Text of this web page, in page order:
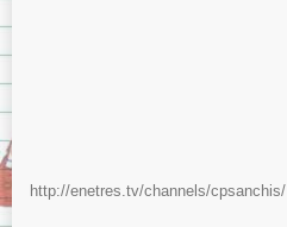
http://enetres.tv/channels/cpsanchis/